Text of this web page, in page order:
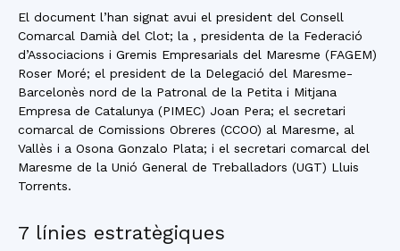
El document l’han signat avui el president del Consell
Comarcal Damià del Clot; la , presidenta de la Federació
d’Associacions i Gremis Empresarials del Maresme (FAGEM)
Roser Moré; el president de la Delegació del Maresme-
Barcelonès nord de la Patronal de la Petita i Mitjana
Empresa de Catalunya (PIMEC) Joan Pera; el secretari
comarcal de Comissions Obreres (CCOO) al Maresme, al
Vallès i a Osona Gonzalo Plata; i el secretari comarcal del
Maresme de la Unió General de Treballadors (UGT) Lluis
Torrents.
7 línies estratègiques